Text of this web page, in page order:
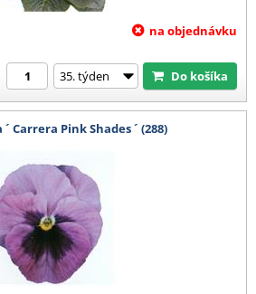
na objednávku
Do košíka
´ Carrera Pink Shades ´ (288)